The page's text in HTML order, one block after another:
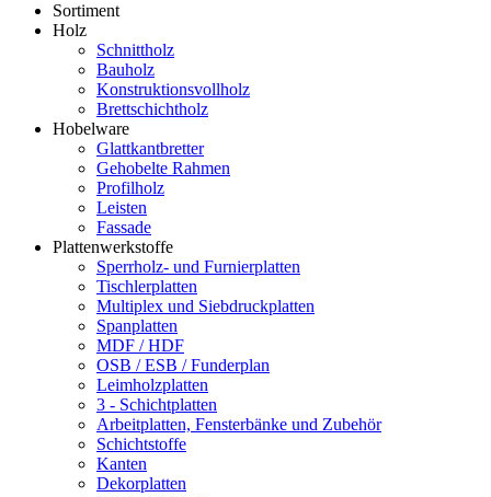
Sortiment
Holz
Schnittholz
Bauholz
Konstruktionsvollholz
Brettschichtholz
Hobelware
Glattkantbretter
Gehobelte Rahmen
Profilholz
Leisten
Fassade
Plattenwerkstoffe
Sperrholz- und Furnierplatten
Tischlerplatten
Multiplex und Siebdruckplatten
Spanplatten
MDF / HDF
OSB / ESB / Funderplan
Leimholzplatten
3 - Schichtplatten
Arbeitplatten, Fensterbänke und Zubehör
Schichtstoffe
Kanten
Dekorplatten